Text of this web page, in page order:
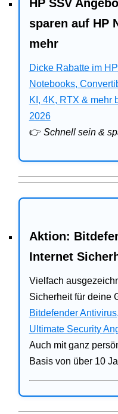
Web
Business
Angebote
Bitdefender
Ratgeber
HP SSV
sparen auf HP
mehr
Dicke Rabatte im
Notebooks,
KI, 4K, RTX & mehr
2026
👉 Schnell sein &
Aktion:
Internet
Vielfach
Sicherheit für deine
Bitdefender
Ultimate Security
Auch mit ganz
Basis von über 10